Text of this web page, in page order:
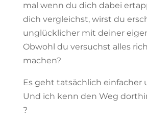
mal wenn du dich dabei
dich vergleichst, wirst du
unglücklicher mit deiner
Obwohl du versuchst alles
machen?
Es geht tatsächlich einfacher
Und ich kenn den Weg
?